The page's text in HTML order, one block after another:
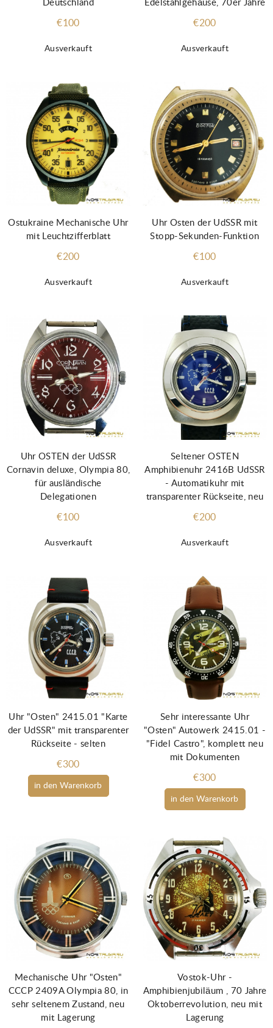
Ausverkauft
Deutschland
€100
Ausverkauft
Edelstahlgehäuse, 70er Jahre
€200
Ausverkauft
Ostukraine Mechanische Uhr
mit Leuchtzifferblatt
€200
Ausverkauft
Uhr Osten der UdSSR mit
Stopp-Sekunden-Funktion
€100
Ausverkauft
Uhr OSTEN der UdSSR
Cornavin deluxe, Olympia 80,
für ausländische
Delegationen
€100
Ausverkauft
Seltener OSTEN
Amphibienuhr 2416B UdSSR
- Automatikuhr mit
transparenter Rückseite, neu
€200
in den Warenkorb
Uhr "Osten" 2415.01 "Karte
der UdSSR" mit transparenter
Rückseite - selten
€300
in den Warenkorb
Sehr interessante Uhr
"Osten" Autowerk 2415.01 -
"Fidel Castro", komplett neu
mit Dokumenten
€300
Mechanische Uhr "Osten"
CCCP 2409A Olympia 80, in
sehr seltenem Zustand, neu
mit Lagerung
Vostok-Uhr -
Amphibienjubiläum , 70 Jahre
Oktoberrevolution, neu mit
Lagerung